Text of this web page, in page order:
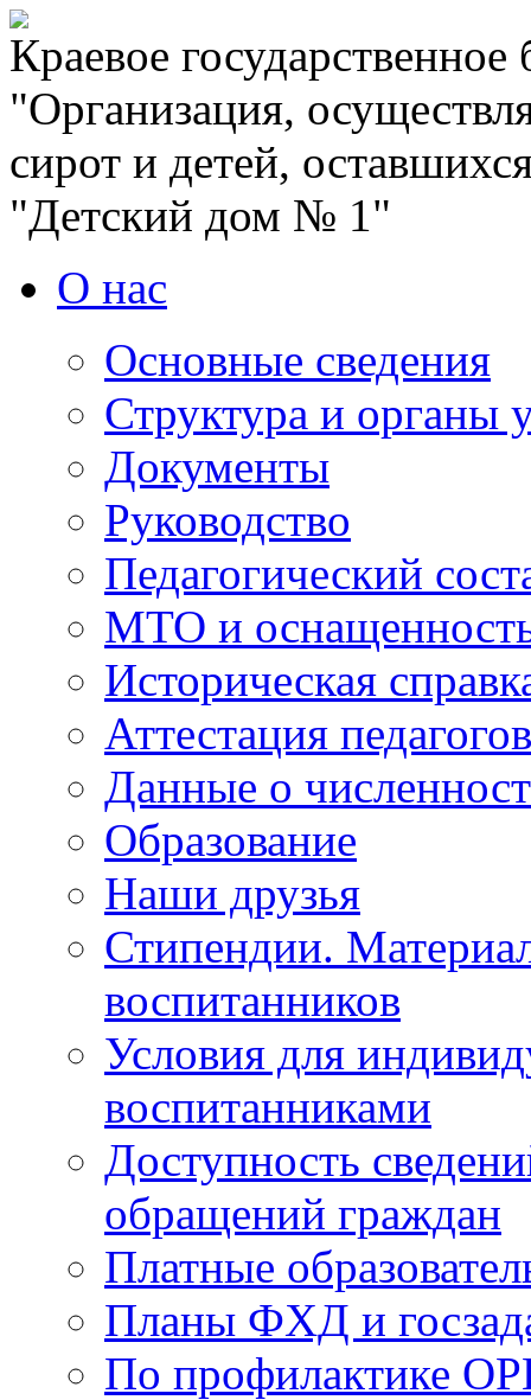
Краевое
"Организация,
сирот и детей,
"Детский дом № 1"
О нас
Основные сведения
Структура и органы
Документы
Руководство
Педагогический
МТО и оснащенность
Историческая
Аттестация педагогов
Данные о
Образование
Наши друзья
Стипендии.
воспитанников
Условия для
воспитанниками
Доступность
обращений граждан
Платные
Планы ФХД и
По профилактике